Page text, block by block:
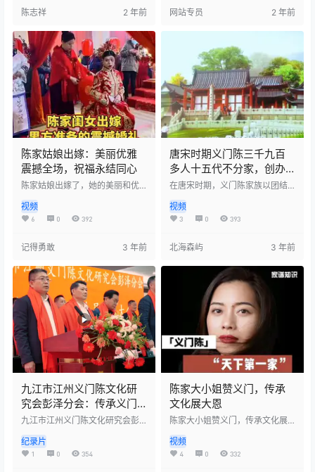
盈盈，温情满屋，共叙家常，其
乐融融，尽显亲情之深。
陈志祥 2 年前
共话家族历史，展望未来，祈愿
家族兴旺发达，传承不息。
网站专员 2 年前
陈家姑娘出嫁：美丽优雅
震撼全场，祝福永结同心
陈家姑娘出嫁了，她的美丽和优
爱和欢笑，她与她的丈夫在众人
的祝福中走向未来。陈家姑娘，
视频
6 0 392
记得勇敢 3 年前
唐宋时期义门陈三千九百
多人十五代不分家，创办
了中国第一所民办大学东
佳书院，历经千年风雨，
盛世中华重现
在唐宋时期，义门陈家族以团结
生活，并创办了中国第一所民办
大学——东佳书院。这所书院培
国家的发展做出了贡献。在历经
千年的风雨之后，义门陈家族的
故事仍然流传至今，见证了中国
历史的辉煌。
视频
3 0 393
北海森屿 3 年前
九江市江州义门陈文化研
究会彭泽分会：传承义门
陈文化，弘扬家族凝聚力
的精神
九江市江州义门陈文化研究会彭
多对义门陈文化有热情的宗亲
们。他们共同缅怀先祖，感叹家
纪录片
1 0 354
陈家大小姐赞义门，传承
文化展大恩
陈家大小姐赞义门，传承文化展
年的传承和发展，成为了中华文
化的重要组成部分。陈家大小姐
视频
4 0 332